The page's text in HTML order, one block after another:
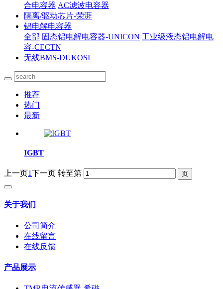
合电容器 AC滤波电容器
隔离/驱动芯片-荣湃
铝电解电容器
全部 固态铝电解电容器-UNICON 工业级液态铝电解电
容-CECTN
无线BMS-DUKOSI
推荐
热门
最新
IGBT
上一页1下一页 转至第
关于我们
公司简介
在线留言
在线反馈
产品展示